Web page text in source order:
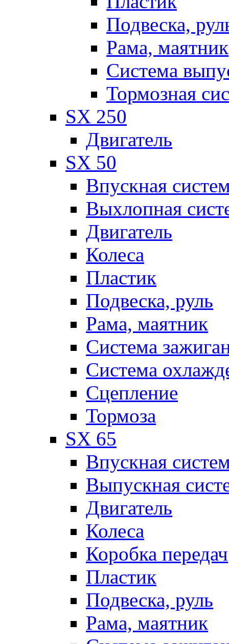
Подвеска,
Рама, маятник
Система
Тормозная
SX 250
Двигатель
SX 50
Впускная
Выхлопная
Двигатель
Колеса
Пластик
Подвеска, руль
Рама, маятник
Система
Система
Сцепление
Тормоза
SX 65
Впускная
Выпускная
Двигатель
Колеса
Коробка передач
Пластик
Подвеска, руль
Рама, маятник